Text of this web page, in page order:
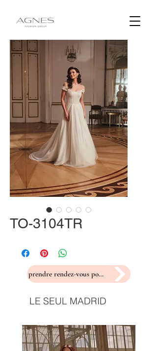
TO-3104TR
prendre rendez-vous pour un essayage
LE SEUL MADRID